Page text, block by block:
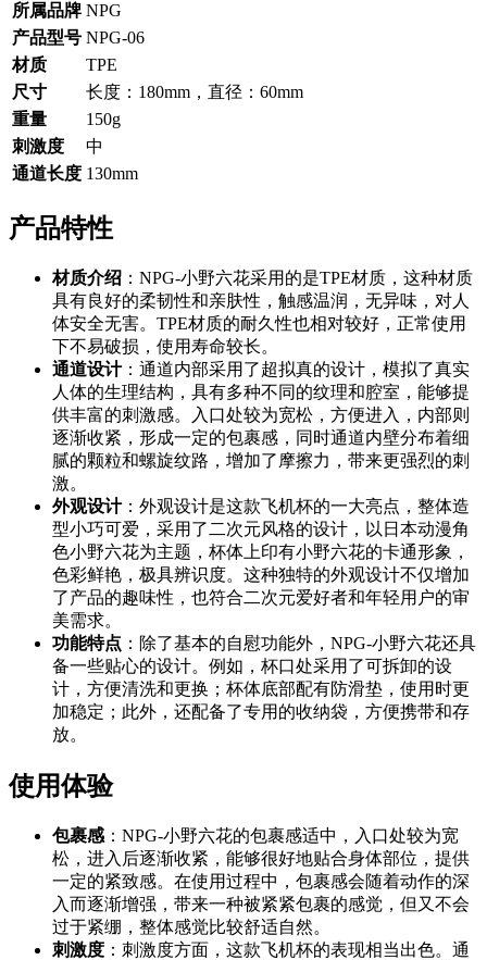
所属品牌 NPG
产品型号 NPG-06
材质
TPE
尺寸
长度：180mm，直径：60mm
重量
150g
刺激度
中
通道长度 130mm
产品特性
材质介绍 ：NPG-小野六花采用的是TPE材质，这种材质
具有良好的柔韧性和亲肤性，触感温润，无异味，对人
体安全无害。TPE材质的耐久性也相对较好，正常使用
下不易破损，使用寿命较长。
通道设计：通道内部采用了超拟真的设计，模拟了真实
人体的生理结构，具有多种不同的纹理和腔室，能够提
供丰富的刺激感。入口处较为宽松，方便进入，内部则
逐渐收紧，形成一定的包裹感，同时通道内壁分布着细
腻的颗粒和螺旋纹路，增加了摩擦力，带来更强烈的刺
激。
外观设计：外观设计是这款飞机杯的一大亮点，整体造
型小巧可爱，采用了二次元风格的设计，以日本动漫角
色小野六花为主题，杯体上印有小野六花的卡通形象，
色彩鲜艳，极具辨识度。这种独特的外观设计不仅增加
了产品的趣味性，也符合二次元爱好者和年轻用户的审
美需求。
功能特点 ：除了基本的自慰功能外，NPG-小野六花还具
备一些贴心的设计。例如，杯口处采用了可拆卸的设
计，方便清洗和更换；杯体底部配有防滑垫，使用时更
加稳定；此外，还配备了专用的收纳袋，方便携带和存
放。
使用体验
包裹感 ：NPG-小野六花的包裹感适中，入口处较为宽
松，进入后逐渐收紧，能够很好地贴合身体部位，提供
一定的紧致感。在使用过程中，包裹感会随着动作的深
入而逐渐增强，带来一种被紧紧包裹的感觉，但又不会
过于紧绷，整体感觉比较舒适自然。
刺激度 ：刺激度方面，这款飞机杯的表现相当出色。通